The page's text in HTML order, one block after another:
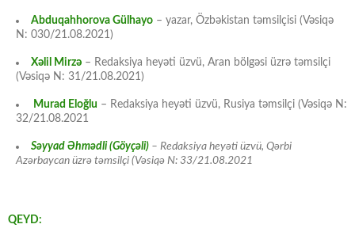
Abduqahhorova Gülhayo – yazar, Özbəkistan təmsilçisi (Vəsiqə
N: 030/21.08.2021)
Xəlil Mirzə – Redaksiya heyəti üzvü, Aran bölgəsi üzrə təmsilçi
(Vəsiqə N: 31/21.08.2021)
Murad Eloğlu – Redaksiya heyəti üzvü, Rusiya təmsilçi (Vəsiqə N:
32/21.08.2021
Səyyad Əhmədli (Göyçəli) – Redaksiya heyəti üzvü, Qərbi
Azərbaycan üzrə təmsilçi (Vəsiqə N: 33/21.08.2021
QEYD: